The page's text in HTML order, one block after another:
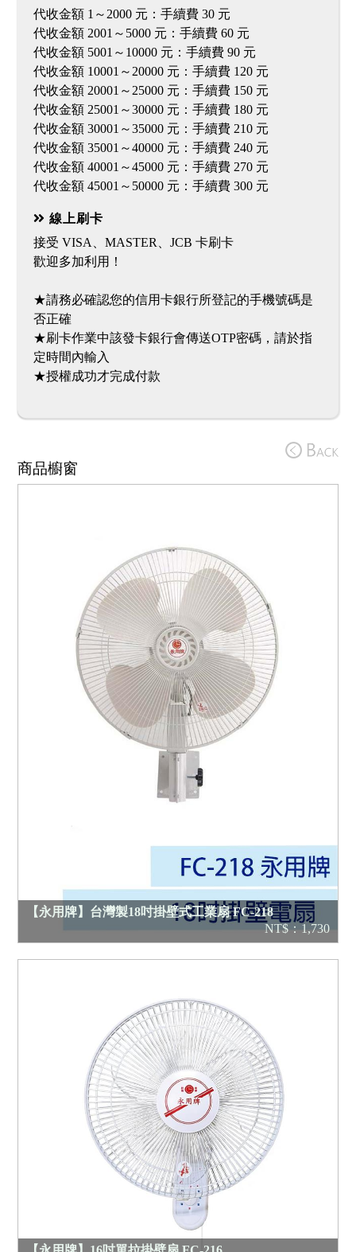
代收金額 1～2000 元：手續費 30 元
代收金額 2001～5000 元：手續費 60 元
代收金額 5001～10000 元：手續費 90 元
代收金額 10001～20000 元：手續費 120 元
代收金額 20001～25000 元：手續費 150 元
代收金額 25001～30000 元：手續費 180 元
代收金額 30001～35000 元：手續費 210 元
代收金額 35001～40000 元：手續費 240 元
代收金額 40001～45000 元：手續費 270 元
線上刷卡
接受 VISA、MASTER、JCB 卡刷卡
歡迎多加利用！
★請務必確認您的信用卡銀行所登記的手機號碼是
否正確
★刷卡作業中該發卡銀行會傳送OTP密碼，請於指
定時間內輸入
★授權成功才完成付款
商品櫥窗
【永用牌】台灣製18吋掛壁式工業扇 FC-218
NT$：1,730